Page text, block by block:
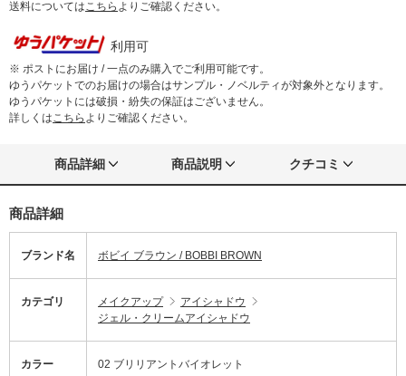
送料についてはこちら よりご確認ください。
利用可
※ ポストにお届け / 一点のみ購入でご利用可能です。
ゆうパケットでのお届けの場合はサンプル・ノベルティが対象外となります。
ゆうパケットには破損・紛失の保証はございません。
詳しくはこちら よりご確認ください。
商品詳細 商品説明 クチコミ
商品詳細
ブランド名 ボビイ ブラウン / BOBBI BROWN
カテゴリ メイクアップ
アイシャドウ
ジェル・クリームアイシャドウ
カラー 02 ブリリアントバイオレット